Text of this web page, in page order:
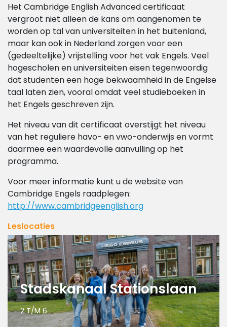
Het Cambridge English Advanced certificaat
vergroot niet alleen de kans om aangenomen te
worden op tal van universiteiten in het buitenland,
maar kan ook in Nederland zorgen voor een
(gedeeltelijke) vrijstelling voor het vak Engels. Veel
hogescholen en universiteiten eisen tegenwoordig
dat studenten een hoge bekwaamheid in de Engelse
taal laten zien, vooral omdat veel studieboeken in
het Engels geschreven zijn.
Het niveau van dit certificaat overstijgt het niveau
van het reguliere havo- en vwo-onderwijs en vormt
daarmee een waardevolle aanvulling op het
programma.
Voor meer informatie kunt u de website van
Cambridge Engels raadplegen:
http://www.cambridgeenglish.org
Leslocaties
Stadskanaal Stationslaan
2 T/M 6